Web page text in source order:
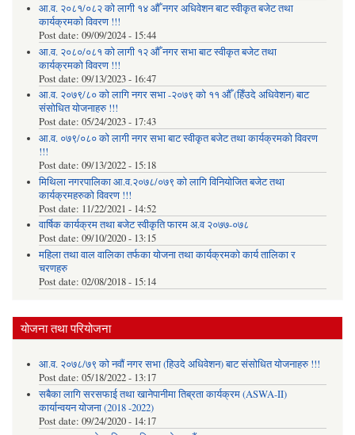
आ.व. २०८१/०८२ को लागी १४ औँ नगर अधिवेशन बाट स्वीकृत बजेट तथा
कार्यक्रमको विवरण !!!
Post date: 09/09/2024 - 15:44
आ.व. २०८०/०८१ को लागी १२ औँ नगर सभा बाट स्वीकृत बजेट तथा
कार्यक्रमको विवरण !!!
Post date: 09/13/2023 - 16:47
आ.व. २०७९/८० को लागि नगर सभा -२०७९ को ११ औँ (हिँउदे अधिवेशन) बाट
संसोधित योजनाहरु !!!
Post date: 05/24/2023 - 17:43
आ.व. ०७९/०८० को लागी नगर सभा बाट स्वीकृत बजेट तथा कार्यक्रमको विवरण
!!!
Post date: 09/13/2022 - 15:18
मिथिला नगरपालिका आ.व.२०७८/०७९ को लागि विनियोजित बजेट तथा
कार्यक्रमहरुको विवरण !!!
Post date: 11/22/2021 - 14:52
वार्षिक कार्यक्रम तथा बजेट स्वीकृति फारम अ.व २०७७-०७८
Post date: 09/10/2020 - 13:15
महिला तथा वाल वालिका तर्फका याेजना तथा कार्यक्रमकाे कार्य तालिका र
चरणहरु
Post date: 02/08/2018 - 15:14
योजना तथा परियोजना
आ.व. २०७८/७९ को नवौं नगर सभा (हिउदे अधिवेशन) बाट संसोधित योजनाहरु !!!
Post date: 05/18/2022 - 13:17
सबैका लागि सरसफाई तथा खानेपानीमा तिब्रता कार्यक्रम (ASWA-II)
कार्यान्वयन योजना (2018 -2022)
Post date: 09/24/2020 - 14:17